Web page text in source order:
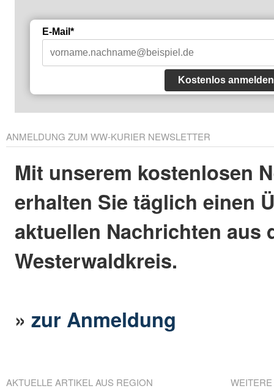
E-Mail*
Kostenlos anmelden
ANMELDUNG ZUM WW-KURIER NEWSLETTER
Mit unserem kostenlosen
erhalten Sie täglich einen
aktuellen Nachrichten aus
Westerwaldkreis.
»zur Anmeldung
AKTUELLE ARTIKEL AUS REGION